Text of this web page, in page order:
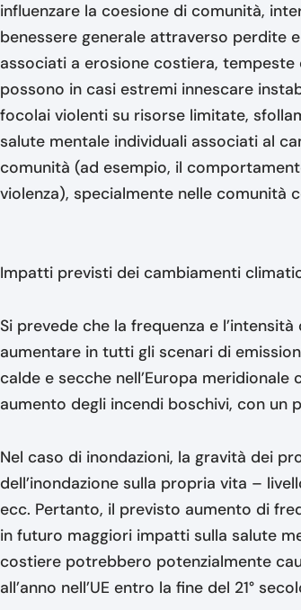
influenzare la coesione di comunità,
benessere generale attraverso perdite
associati a erosione costiera, tempeste
possono in casi estremi innescare
focolai violenti su risorse limitate,
salute mentale individuali associati al
comunità (ad esempio, il
violenza), specialmente nelle comunità
Impatti previsti dei cambiamenti
Si prevede che la frequenza e
aumentare in tutti gli scenari di
calde e secche nell’Europa
aumento degli incendi boschivi, con un
Nel caso di inondazioni, la gravità dei
dell’inondazione sulla propria vita –
ecc. Pertanto, il previsto aumento di
in futuro maggiori impatti sulla salute
costiere potrebbero potenzialmente
all’anno nell’UE entro la fine del 21°